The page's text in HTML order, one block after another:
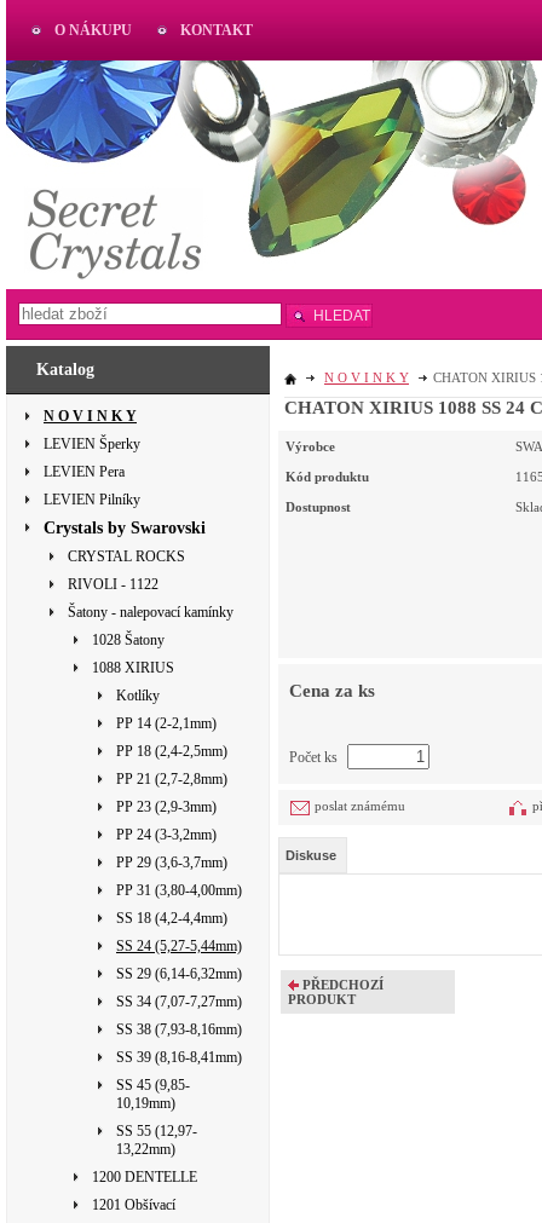
Katalog
N O V I N K Y
LEVIEN Šperky
LEVIEN Pera
LEVIEN Pilníky
Crystals by Swarovski
CRYSTAL ROCKS
RIVOLI - 1122
Šatony - nalepovací kamínky
1028 Šatony
1088 XIRIUS
Kotlíky
PP 14 (2-2,1mm)
PP 18 (2,4-2,5mm)
PP 21 (2,7-2,8mm)
PP 23 (2,9-3mm)
PP 24 (3-3,2mm)
PP 29 (3,6-3,7mm)
PP 31 (3,80-4,00mm)
SS 18 (4,2-4,4mm)
SS 24 (5,27-5,44mm)
SS 29 (6,14-6,32mm)
SS 34 (7,07-7,27mm)
SS 38 (7,93-8,16mm)
SS 39 (8,16-8,41mm)
SS 45 (9,85-
10,19mm)
SS 55 (12,97-
13,22mm)
1200 DENTELLE
1201 Obšívací
N O V I N K Y CHATON XIRIUS
CHATON XIRIUS 1088 SS 24
Výrobce
Kód produktu
Dostupnost
Cena za ks
Počet ks
poslat známému
Diskuse
PŘEDCHOZÍ
PRODUKT
O NÁKUPU KONTAKT
AKTUAL
www.aktual-koralky.cz
HLEDAT